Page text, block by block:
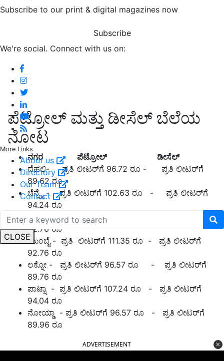
Subscribe to our print & digital magazines now
Subscribe
We're social. Connect with us on:
More Links
About us
Directory
Our Team
Contact
CLOSE
ಪೆಟ್ರೋಲ್ ಮತ್ತು ಡೀಸೆಲ್ ಬೆಲೆಯ
ನೋಟ
ನಗರ ಪೆಟ್ರೋಲ್‌ ಡೀಸೆಲ್‌
ದೆಹಲಿ- ಪ್ರತಿ ಲೀಟರ್‌ಗೆ 96.72 ರೂ - ಪ್ರತಿ ಲೀಟರ್‌ಗೆ
89.62 ರೂ
ಚೆನ್ನೈ - ಪ್ರತಿ ಲೀಟರ್‌ಗೆ 102.63 ರೂ - ಪ್ರತಿ ಲೀಟರ್‌ಗೆ
94.24 ರೂ
ಕೋಲ್ಕತ್ತಾ - ಪ್ರತಿ ಲೀಟರ್‌ಗೆ 106.03 ರೂ - ಪ್ರತಿ ಲೀಟರ್‌ಗೆ
92.76 ರೂ
ಮುಂಬೈ - ಪ್ರತಿ ಲೀಟರ್‌ಗೆ 111.35 ರೂ - ಪ್ರತಿ ಲೀಟರ್‌ಗೆ
92.76 ರೂ
ಲಕ್ನೋ - ಪ್ರತಿ ಲೀಟರ್‌ಗೆ 96.57 ರೂ - ಪ್ರತಿ ಲೀಟರ್‌ಗೆ
89.76 ರೂ
ಪಾಟ್ನಾ - ಪ್ರತಿ ಲೀಟರ್‌ಗೆ 107.24 ರೂ - ಪ್ರತಿ ಲೀಟರ್‌ಗೆ
94.04 ರೂ
ನೋಯ್ಡಾ - ಪ್ರತಿ ಲೀಟರ್‌ಗೆ 96.57 ರೂ - ಪ್ರತಿ ಲೀಟರ್‌ಗೆ
89.96 ರೂ
ADVERTISEMENT